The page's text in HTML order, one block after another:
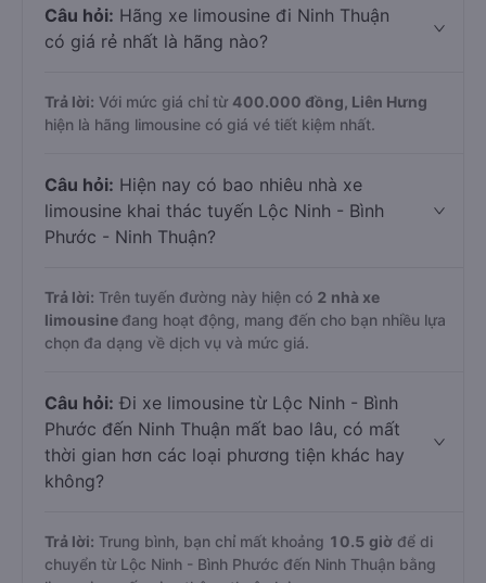
Câu hỏi: Hãng xe limousine đi Ninh Thuận
có giá rẻ nhất là hãng nào?
Trả lời: Với mức giá chỉ từ 400.000 đồng, Liên Hưng
hiện là hãng limousine có giá vé tiết kiệm nhất.
Câu hỏi: Hiện nay có bao nhiêu nhà xe
limousine khai thác tuyến Lộc Ninh - Bình
Phước - Ninh Thuận?
Trả lời: Trên tuyến đường này hiện có 2 nhà xe
limousine đang hoạt động, mang đến cho bạn nhiều lựa
chọn đa dạng về dịch vụ và mức giá.
Câu hỏi: Đi xe limousine từ Lộc Ninh - Bình
Phước đến Ninh Thuận mất bao lâu, có mất
thời gian hơn các loại phương tiện khác hay
không?
Trả lời: Trung bình, bạn chỉ mất khoảng 10.5 giờ để di
chuyển từ Lộc Ninh - Bình Phước đến Ninh Thuận bằng